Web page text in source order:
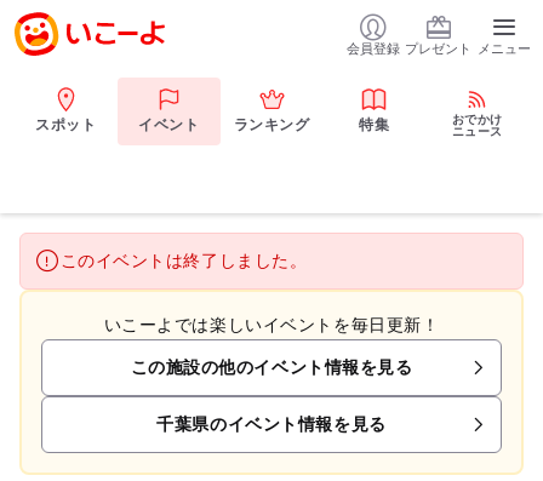
会員登録 プレゼント メニュー
スポット イベント ランキング 特集
おでかけ
ニュース
このイベントは終了しました。
いこーよでは楽しいイベントを毎日更新！
この施設の他のイベント情報を見る
千葉県のイベント情報を見る